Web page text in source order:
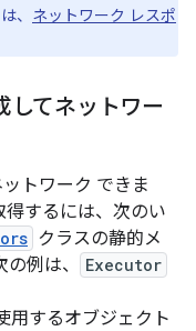
、 ネットワーク レスポ
してネットワー
トワーク できま
するには、次のい
クラスの静的メ
例は、 Executor
用するオブジェクト